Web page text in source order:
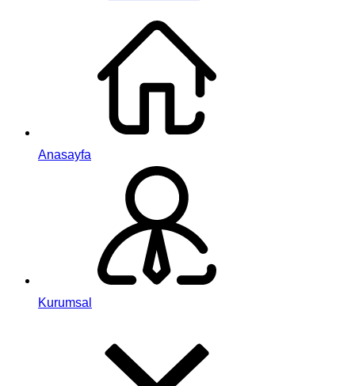
Anasayfa
Kurumsal